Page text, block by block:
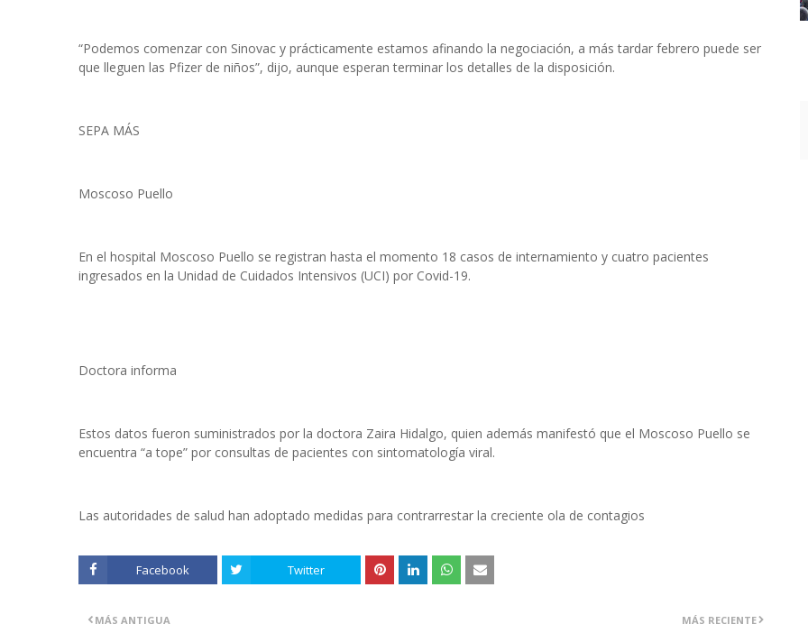
“Podemos comenzar con Sinovac y prácticamente estamos afinando la negociación, a más tardar febrero puede ser
que lleguen las Pfizer de niños”, dijo, aunque esperan terminar los detalles de la disposición.
SEPA MÁS
Moscoso Puello
En el hospital Moscoso Puello se registran hasta el momento 18 casos de internamiento y cuatro pacientes
ingresados en la Unidad de Cuidados Intensivos (UCI) por Covid-19.
Doctora informa
Estos datos fueron suministrados por la doctora Zaira Hidalgo, quien además manifestó que el Moscoso Puello se
encuentra “a tope” por consultas de pacientes con sintomatología viral.
Las autoridades de salud han adoptado medidas para contrarrestar la creciente ola de contagios
Facebook Twitter
MÁS RECIENTE
MÁS ANTIGUA